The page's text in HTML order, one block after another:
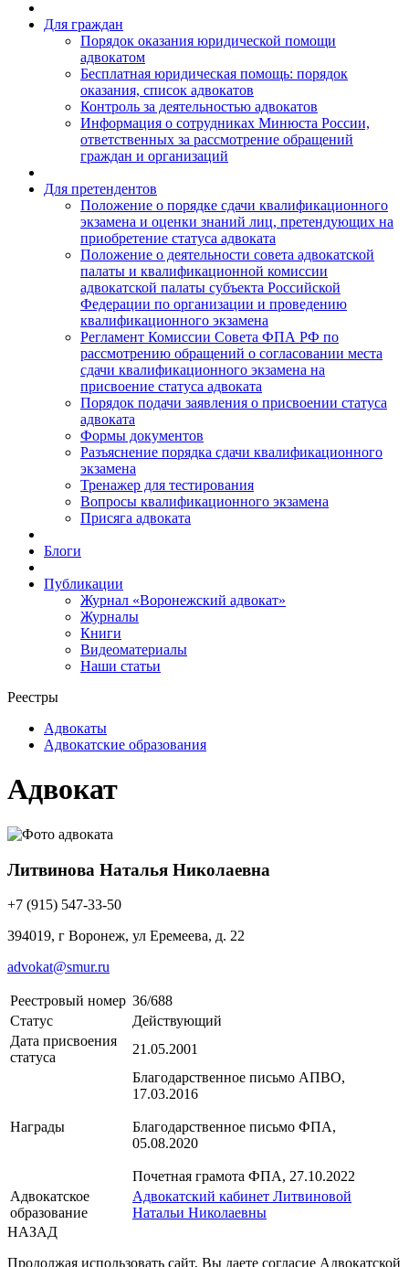
Для граждан
Порядок оказания юридической помощи
адвокатом
Бесплатная юридическая помощь: порядок
оказания, список адвокатов
Контроль за деятельностью адвокатов
Информация о сотрудниках Минюста России,
ответственных за рассмотрение обращений
граждан и организаций
Для претендентов
Положение о порядке сдачи квалификационного
экзамена и оценки знаний лиц, претендующих на
приобретение статуса адвоката
Положение о деятельности совета адвокатской
палаты и квалификационной комиссии
адвокатской палаты субъекта Российской
Федерации по организации и проведению
квалификационного экзамена
Регламент Комиссии Совета ФПА РФ по
рассмотрению обращений о согласовании места
сдачи квалификационного экзамена на
присвоение статуса адвоката
Порядок подачи заявления о присвоении статуса
адвоката
Формы документов
Разъяснение порядка сдачи квалификационного
экзамена
Тренажер для тестирования
Вопросы квалификационного экзамена
Присяга адвоката
Блоги
Публикации
Журнал «Воронежский адвокат»
Журналы
Книги
Видеоматериалы
Наши статьи
Реестры
Адвокаты
Адвокатские образования
Адвокат
Литвинова Наталья Николаевна
+7 (915) 547-33-50
394019, г Воронеж, ул Еремеева, д. 22
advokat@smur.ru
Реестровый номер 36/688
Статус
Действующий
Дата присвоения
статуса
21.05.2001
Награды
Благодарственное письмо АПВО,
17.03.2016
Благодарственное письмо ФПА,
05.08.2020
Почетная грамота ФПА, 27.10.2022
Адвокатское
образование
Адвокатский кабинет Литвиновой
Натальи Николаевны
НАЗАД
Продолжая использовать сайт, Вы даете согласие Адвокатской